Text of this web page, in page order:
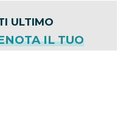
ULTIMO
IL TUO